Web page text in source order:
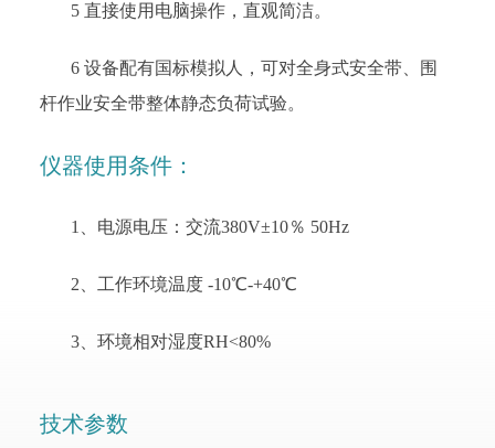
5 直接使用电脑操作，直观简洁。
6 设备配有国标模拟人，可对全身式安全带、围
杆作业安全带整体静态负荷试验。
仪器使用条件：
1、电源电压：交流380V±10％ 50Hz
2、工作环境温度 -10℃-+40℃
3、环境相对湿度RH<80%
技术参数